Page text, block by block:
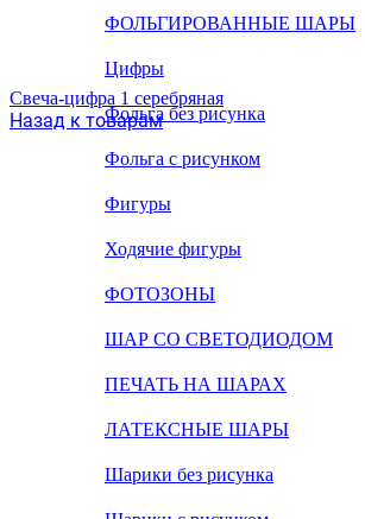
ФОЛЬГИРОВАННЫЕ ШАРЫ
Цифры
Фольга без рисунка
Фольга с рисунком
Фигуры
Ходячие фигуры
ФОТОЗОНЫ
ШАР СО СВЕТОДИОДОМ
ПЕЧАТЬ НА ШАРАХ
ЛАТЕКСНЫЕ ШАРЫ
Шарики без рисунка
Свеча-цифра 1 серебряная
Назад к товарам